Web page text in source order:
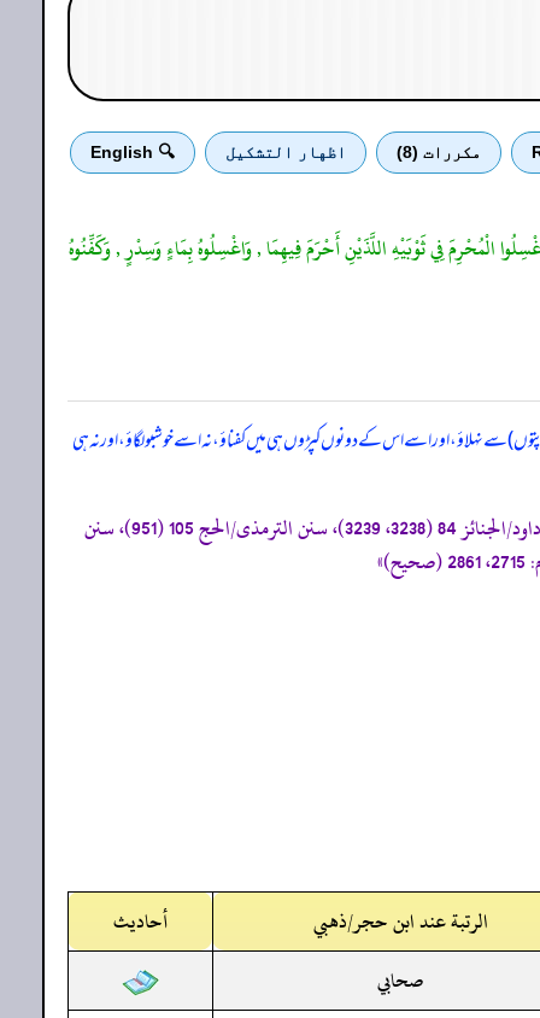
مكررات (8) اظهار التشكيل 🔍 English
الْمُحْرِمَ فِي ثَوْبَيْهِ اللَّذَيْنِ أَحْرَمَ فِيهِمَا , وَاغْسِلُوهُ بِمَاءٍ وَسِدْرٍ , وَكَفِّنُوهُ
سے نہلاؤ، اور اسے اس کے دونوں کپڑوں ہی میں کفناؤ، نہ اسے خوشبو لگاؤ، اور نہ ہی
«صحیح البخاری/الجنائز 21 (1268)، وجزاء الصید 13 (1839)، 20 (1849)، 21 (1851)، صحیح مسلم/الحج 14 (1206)، سنن ابی داود/الجنائز 84 (3238، 3239)، سنن الترمذی/الحج 105 (951)، سنن
الرتبة عند ابن حجر/ذهبي
أحاديث
صحابي